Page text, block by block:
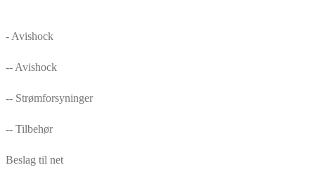
- Avishock
-- Avishock
-- Strømforsyninger
-- Tilbehør
Beslag til net